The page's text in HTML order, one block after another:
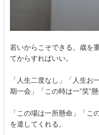
若いからこそできる。歳を
てからすればいい。
「人生二度なし」「人生お
期一会」「この時は一”笑”
「この場は一所懸命」「こ
を遣してくれる。